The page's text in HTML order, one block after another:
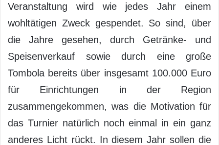
Veranstaltung wird wie jedes Jahr einem
wohltätigen Zweck gespendet. So sind, über
die Jahre gesehen, durch Getränke- und
Speisenverkauf sowie durch eine große
Tombola bereits über insgesamt 100.000 Euro
für Einrichtungen in der Region
zusammengekommen, was die Motivation für
das Turnier natürlich noch einmal in ein ganz
anderes Licht rückt. In diesem Jahr sollen die